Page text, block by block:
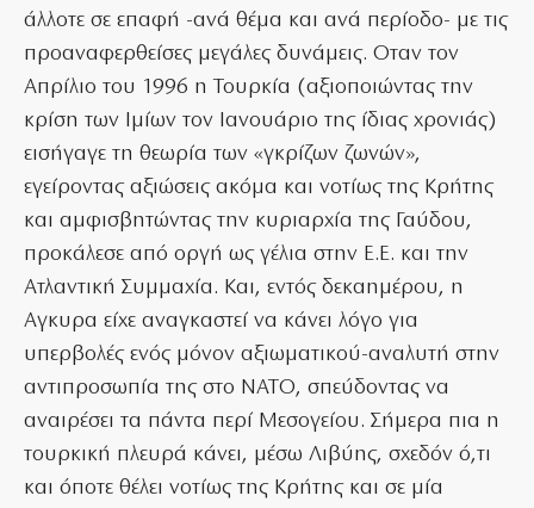
άλλοτε σε επαφή -ανά θέμα και ανά περίοδο- με τις
προαναφερθείσες μεγάλες δυνάμεις. Οταν τον
Απρίλιο του 1996 η Τουρκία (αξιοποιώντας την
κρίση των Ιμίων τον Ιανουάριο της ίδιας χρονιάς)
εισήγαγε τη θεωρία των «γκρίζων ζωνών»,
εγείροντας αξιώσεις ακόμα και νοτίως της Κρήτης
και αμφισβητώντας την κυριαρχία της Γαύδου,
προκάλεσε από οργή ως γέλια στην Ε.Ε. και την
Ατλαντική Συμμαχία. Και, εντός δεκαημέρου, η
Αγκυρα είχε αναγκαστεί να κάνει λόγο για
υπερβολές ενός μόνον αξιωματικού-αναλυτή στην
αντιπροσωπία της στο ΝΑΤΟ, σπεύδοντας να
αναιρέσει τα πάντα περί Μεσογείου. Σήμερα πια η
τουρκική πλευρά κάνει, μέσω Λιβύης, σχεδόν ό,τι
και όποτε θέλει νοτίως της Κρήτης και σε μία